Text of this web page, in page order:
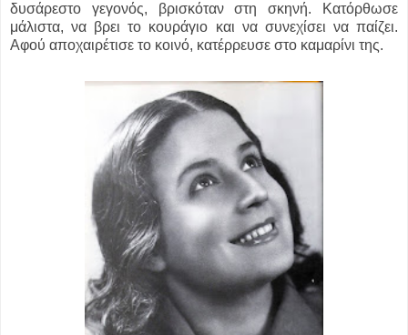
δυσάρεστο γεγονός, βρισκόταν στη σκηνή. Κατόρθωσε
μάλιστα, να βρει το κουράγιο και να συνεχίσει να παίζει.
Αφού αποχαιρέτισε το κοινό, κατέρρευσε στο καμαρίνι της.